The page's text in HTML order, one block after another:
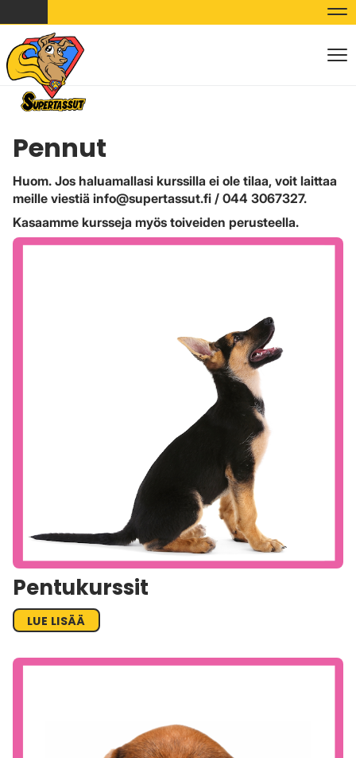
Pennut
Huom. Jos haluamallasi kurssilla ei ole tilaa, voit laittaa
meille viestiä info@supertassut.fi / 044 3067327.
Kasaamme kursseja myös toiveiden perusteella.
Pentukurssit
LUE LISÄÄ